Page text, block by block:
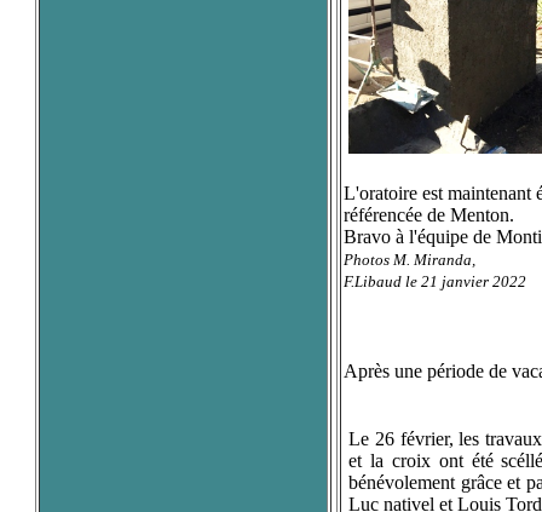
L'oratoire est maintenant
référencée de Menton.
Bravo à l'équipe de
Photos M. Miranda,
F.Libaud le 21 janvier 2022
Après une période de
Le 26 février, les
et la croix ont été
bénévolement grâce et
Luc nativel et Louis